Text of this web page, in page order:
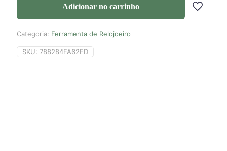
Adicionar no carrinho
Categoria: Ferramenta de Relojoeiro
SKU: 788284FA62ED